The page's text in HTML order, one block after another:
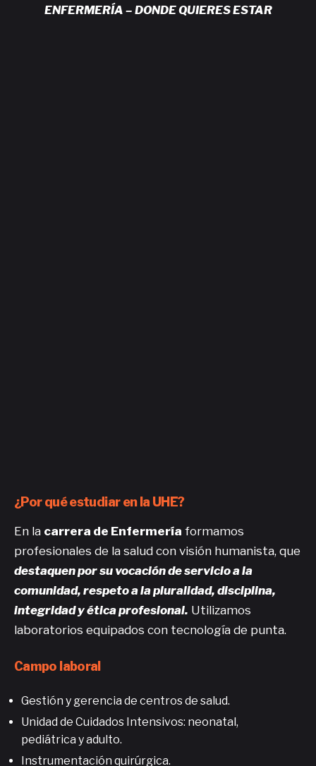
ENFERMERÍA – DONDE QUIERES ESTAR
¿Por qué estudiar en la UHE?
En la carrera de Enfermería formamos
profesionales de la salud con visión humanista, que
destaquen por su vocación de servicio a la
comunidad, respeto a la pluralidad, disciplina,
integridad y ética profesional. Utilizamos
laboratorios equipados con tecnología de punta.
Campo laboral
Gestión y gerencia de centros de salud.
Unidad de Cuidados Intensivos: neonatal,
pediátrica y adulto.
Instrumentación quirúrgica.